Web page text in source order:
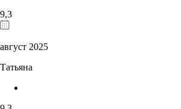
9,3
август 2025
Татьяна